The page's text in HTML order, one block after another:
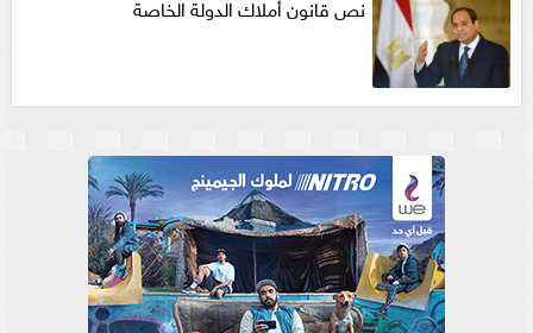
نص قانون أملاك الدولة الخاصة